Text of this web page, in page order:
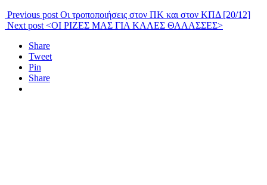
Previous post Οι τροποποιήσεις στον ΠΚ και στον ΚΠΔ [20/12]
Next post <OI ΡΙΖΕΣ ΜΑΣ ΓΙΑ ΚΑΛΕΣ ΘΑΛΑΣΣΕΣ>
Share
Tweet
Pin
Share